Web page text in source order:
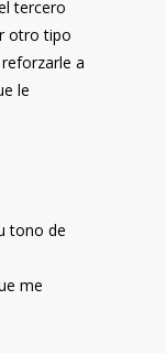
tercero
otro tipo
a
le
tono de
me